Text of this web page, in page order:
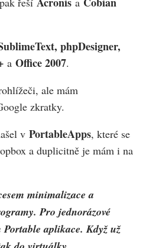
phpDesigner,
a Office 2007.
ale mám
zkratky.
v PortableApps, které se
a duplicitně je mám i na
minimalizace a
Pro jednorázové
aplikace. Když už